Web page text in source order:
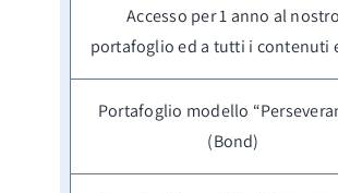
Accesso per 1 anno al nostro
portafoglio ed a tutti i contenuti
Portafoglio modello
(Bond)